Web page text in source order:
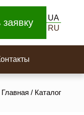
UA
RU
Главная / Каталог